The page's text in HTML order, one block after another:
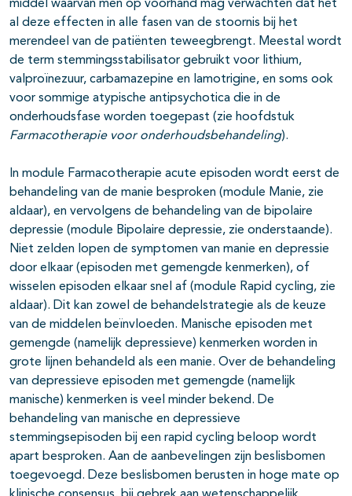
middel waarvan men op voorhand mag verwachten dat het
al deze effecten in alle fasen van de stoornis bij het
merendeel van de patiënten teweegbrengt. Meestal wordt
de term stemmingsstabilisator gebruikt voor lithium,
valproïnezuur, carbamazepine en lamotrigine, en soms ook
voor sommige atypische antipsychotica die in de
onderhoudsfase worden toegepast (zie hoofdstuk
Farmacotherapie voor onderhoudsbehandeling).
In module Farmacotherapie acute episoden wordt eerst de
behandeling van de manie besproken (module Manie, zie
aldaar), en vervolgens de behandeling van de bipolaire
depressie (module Bipolaire depressie, zie onderstaande).
Niet zelden lopen de symptomen van manie en depressie
door elkaar (episoden met gemengde kenmerken), of
wisselen episoden elkaar snel af (module Rapid cycling, zie
aldaar). Dit kan zowel de behandelstrategie als de keuze
van de middelen beïnvloeden. Manische episoden met
gemengde (namelijk depressieve) kenmerken worden in
grote lijnen behandeld als een manie. Over de behandeling
van depressieve episoden met gemengde (namelijk
manische) kenmerken is veel minder bekend. De
behandeling van manische en depressieve
stemmingsepisoden bij een rapid cycling beloop wordt
apart besproken. Aan de aanbevelingen zijn beslisbomen
toegevoegd. Deze beslisbomen berusten in hoge mate op